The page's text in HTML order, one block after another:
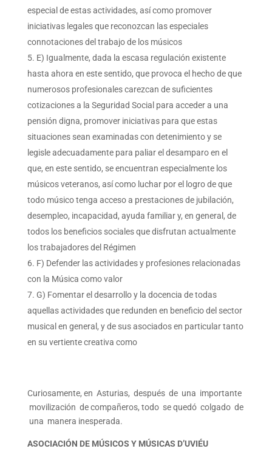
especial de estas actividades, así como promover
iniciativas legales que reconozcan las especiales
connotaciones del trabajo de los músicos
E) Igualmente, dada la escasa regulación existente
hasta ahora en este sentido, que provoca el hecho de que
numerosos profesionales carezcan de suficientes
cotizaciones a la Seguridad Social para acceder a una
pensión digna, promover iniciativas para que estas
situaciones sean examinadas con detenimiento y se
legisle adecuadamente para paliar el desamparo en el
que, en este sentido, se encuentran especialmente los
músicos veteranos, así como luchar por el logro de que
todo músico tenga acceso a prestaciones de jubilación,
desempleo, incapacidad, ayuda familiar y, en general, de
todos los beneficios sociales que disfrutan actualmente
los trabajadores del Régimen
F) Defender las actividades y profesiones relacionadas
con la Música como valor
G) Fomentar el desarrollo y la docencia de todas
aquellas actividades que redunden en beneficio del sector
musical en general, y de sus asociados en particular tanto
en su vertiente creativa como
Curiosamente, en Asturias, después de una importante
movilización de compañeros, todo se quedó colgado de
una manera inesperada.
ASOCIACIÓN DE MÚSICOS Y MÚSICAS D’UVIÉU